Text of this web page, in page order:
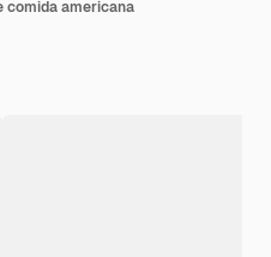
americana